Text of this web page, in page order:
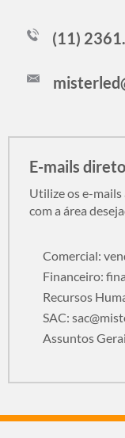
(11)
E-mails
Utilize os e-
com a área
Comercial:
Financeiro:
Recursos
SAC:
Assuntos